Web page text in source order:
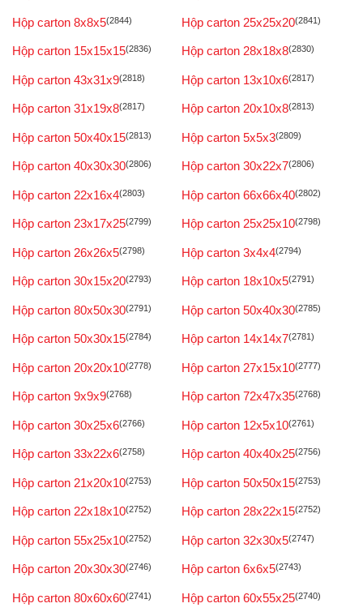
Hộp carton 8x8x5(2844) Hộp carton 25x25x20(2841)
Hộp carton 15x15x15(2836) Hộp carton 28x18x8(2830)
Hộp carton 43x31x9(2818) Hộp carton 13x10x6(2817)
Hộp carton 31x19x8(2817) Hộp carton 20x10x8(2813)
Hộp carton 50x40x15(2813) Hộp carton 5x5x3(2809)
Hộp carton 40x30x30(2806) Hộp carton 30x22x7(2806)
Hộp carton 22x16x4(2803) Hộp carton 66x66x40(2802)
Hộp carton 23x17x25(2799) Hộp carton 25x25x10(2798)
Hộp carton 26x26x5(2798) Hộp carton 3x4x4(2794)
Hộp carton 30x15x20(2793) Hộp carton 18x10x5(2791)
Hộp carton 80x50x30(2791) Hộp carton 50x40x30(2785)
Hộp carton 50x30x15(2784) Hộp carton 14x14x7(2781)
Hộp carton 20x20x10(2778) Hộp carton 27x15x10(2777)
Hộp carton 9x9x9(2768) Hộp carton 72x47x35(2768)
Hộp carton 30x25x6(2766) Hộp carton 12x5x10(2761)
Hộp carton 33x22x6(2758) Hộp carton 40x40x25(2756)
Hộp carton 21x20x10(2753) Hộp carton 50x50x15(2753)
Hộp carton 22x18x10(2752) Hộp carton 28x22x15(2752)
Hộp carton 55x25x10(2752) Hộp carton 32x30x5(2747)
Hộp carton 20x30x30(2746) Hộp carton 6x6x5(2743)
Hộp carton 80x60x60(2741) Hộp carton 60x55x25(2740)